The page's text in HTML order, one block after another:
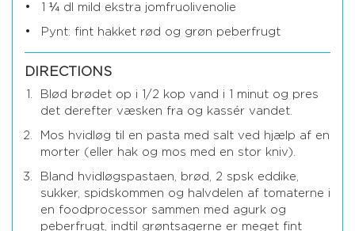
1 ¼ dl mild ekstra jomfruolivenolie
Pynt: fint hakket rød og grøn peberfrugt
DIRECTIONS
Blød brødet op i 1/2 kop vand i 1 minut og pres
det derefter væsken fra og kassér vandet.
Mos hvidløg til en pasta med salt ved hjælp af en
morter (eller hak og mos med en stor kniv).
Bland hvidløgspastaen, brød, 2 spsk eddike,
sukker, spidskommen og halvdelen af tomaterne i
en foodprocessor sammen med agurk og
peberfrugt, indtil grøntsagerne er meget fint